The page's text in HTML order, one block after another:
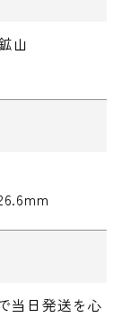
山
当日発送を心